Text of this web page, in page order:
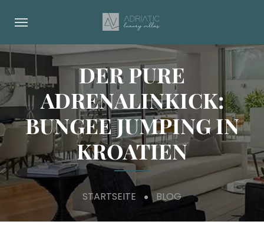
DER PURE
ADRENALINKICK:
BUNGEE JUMPING IN
KROATIEN
STARTSEITE BLOG